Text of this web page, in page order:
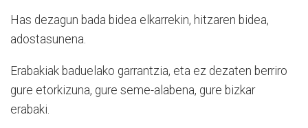
Has dezagun bada bidea elkarrekin, hitzaren bidea,
adostasunena.
Erabakiak baduelako garrantzia, eta ez dezaten berriro
gure etorkizuna, gure seme-alabena, gure bizkar
erabaki.